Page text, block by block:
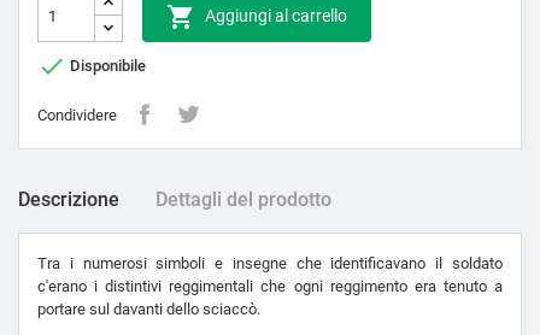
 Aggiungi al carrello
 Disponibile
Condividere
Descrizione Dettagli del prodotto
Tra i numerosi simboli e insegne che identificavano il soldato
c'erano i distintivi reggimentali che ogni reggimento era tenuto a
portare sul davanti dello sciaccò.